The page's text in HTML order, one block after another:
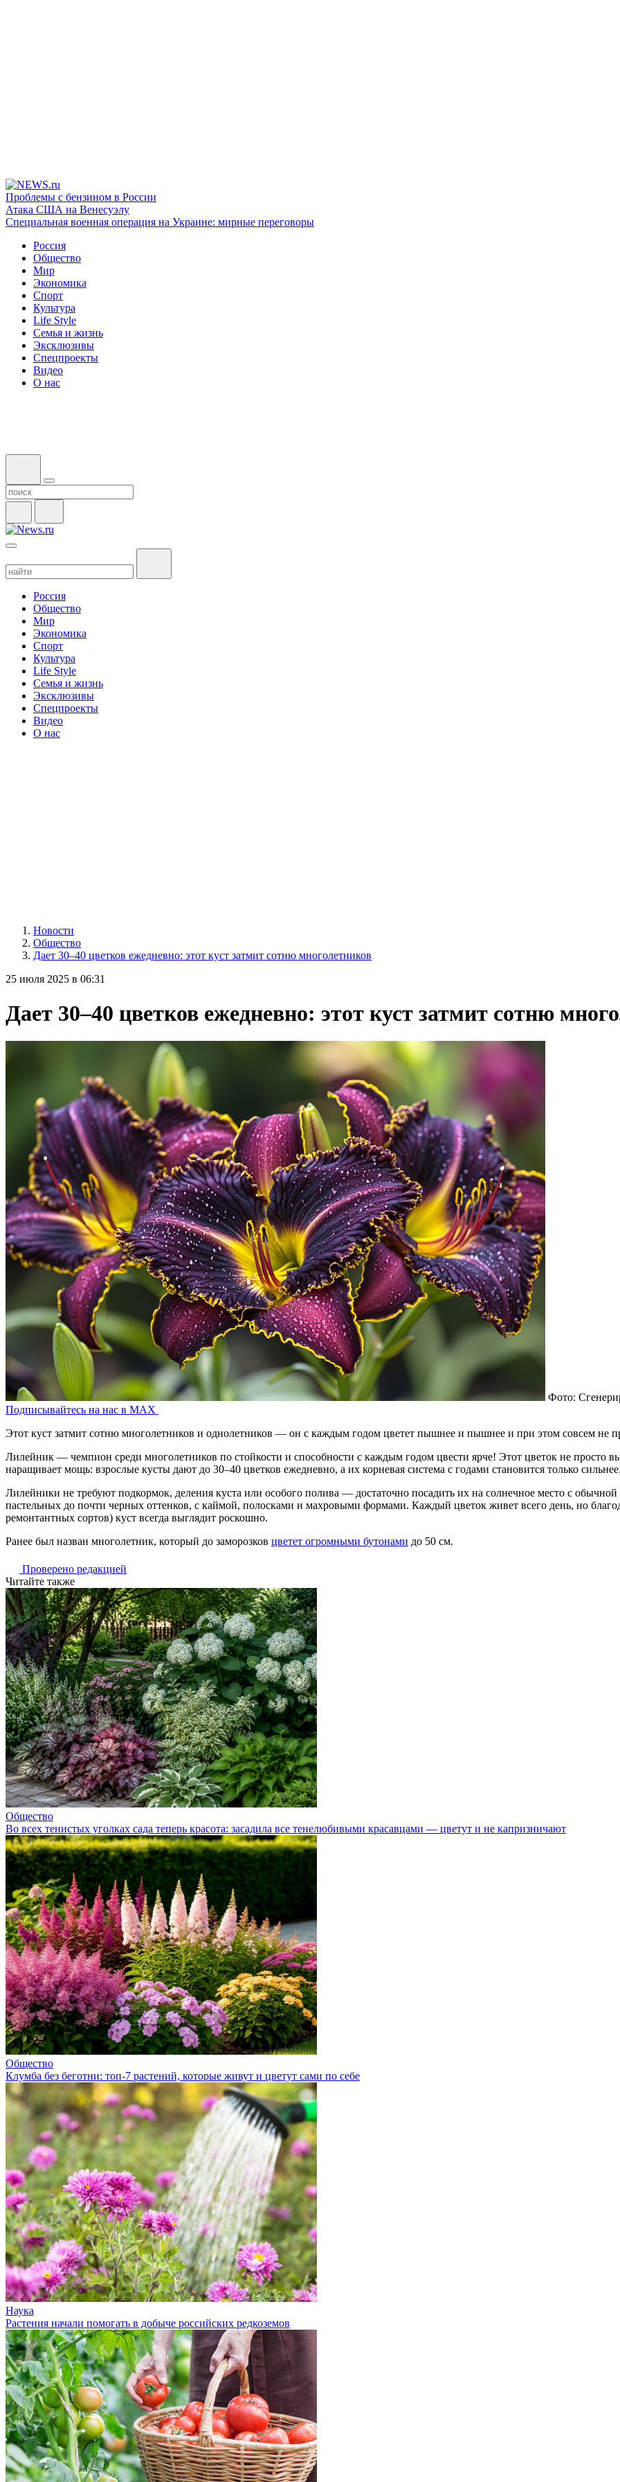
Проблемы с бензином в России
Атака США на Венесуэлу
Специальная военная операция на Украине: мирные переговоры
Россия
Общество
Мир
Экономика
Спорт
Культура
Life Style
Семья и жизнь
Эксклюзивы
Спецпроекты
Видео
О нас
Россия
Общество
Мир
Экономика
Спорт
Культура
Life Style
Семья и жизнь
Эксклюзивы
Спецпроекты
Видео
О нас
Новости
Общество
Дает 30–40 цветков ежедневно: этот куст затмит сотню многолетников
25 июля 2025 в 06:31
Дает 30–40 цветков ежедневно: этот куст затмит сотню
Фото:
Подписывайтесь на нас в MAX
Этот куст затмит сотню многолетников и однолетников — он с каждым годом цветет пышнее и пышнее и при этом совсем не
Лилейник — чемпион среди многолетников по стойкости и способности с каждым годом цвести ярче! Этот цветок не просто
наращивает мощь: взрослые кусты дают до 30–40 цветков ежедневно, а их корневая система с годами становится только сильнее.
Лилейники не требуют подкормок, деления куста или особого полива — достаточно посадить их на солнечное место с
пастельных до почти черных оттенков, с каймой, полосками и махровыми формами. Каждый цветок живет всего день, но
ремонтантных сортов) куст всегда выглядит роскошно.
Ранее был назван многолетник, который до заморозков цветет огромными бутонами до 50 см.
Проверено редакцией
Читайте также
Общество
Во всех тенистых уголках сада теперь красота: засадила все тенелюбивыми красавцами — цветут и не капризничают
Общество
Клумба без беготни: топ‑7 растений, которые живут и цветут сами по себе
Наука
Растения начали помогать в добыче российских редкоземов